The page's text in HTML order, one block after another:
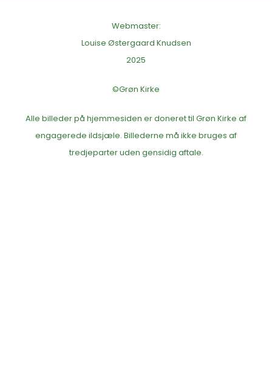
Webmaster:
Louise Østergaard Knudsen
2025
©Grøn Kirke
Alle billeder på hjemmesiden er doneret til Grøn Kirke af
engagerede ildsjæle. Billederne må ikke bruges af
tredjeparter uden gensidig aftale.